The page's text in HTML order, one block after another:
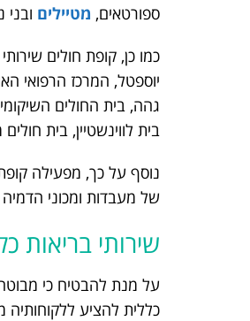
ספורטאים, מטיילים
יוספטל, המרכז הרפואי
גהה, בית החולים
בית לווינשטיין, בית
של מעבדות ומכוני
שירותי בריאות
על מנת להבטיח כי
כללית להציע ללקוחותיה